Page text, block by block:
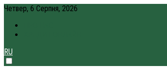
Четвер, 6 Серпня, 2026
RU